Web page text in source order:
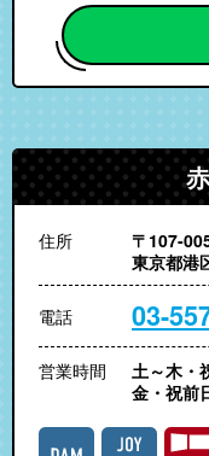
住所
〒107-
東京都港
電話 03-
営業時間
土～木
金・祝